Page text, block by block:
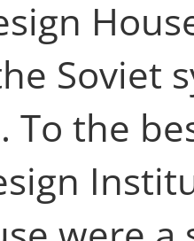
Soviet
To the